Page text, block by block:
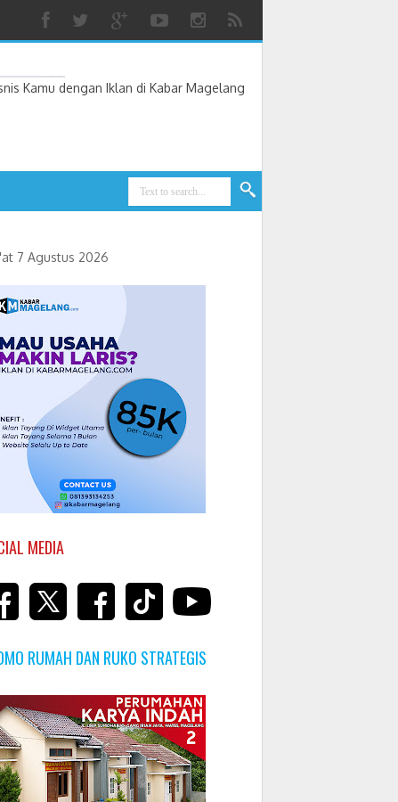
Kamu dengan Iklan di Kabar Magelang
7 Agustus 2026
MEDIA
RUMAH DAN RUKO STRATEGIS